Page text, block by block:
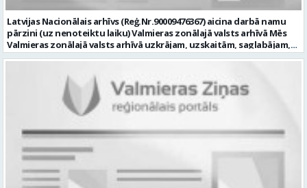
lēmumus; analītiskās spējas; augsta atbildības sajūta; precizitāte;
un piedāvāt jaunus risinājumus; mēs piedāvājam: dinamisku,
interesantu un atbildīgu darbu un ideju īstenošanas iespējas uz
attīstību vērstā Pašvaldībā; pamatalgu pārbaudes laikā 1258,- EUR
pirms nodokļu nomaksas, pēc pārbaudes laika 1310,- EUR pirms
nodokļu nomaksas; iespēju saņemt atvaļinājuma pabalstu darba un
dzīves līdzsvaram par labu darba sniegumu; darba devēja
līdzfinansētu veselības apdrošināšanu pēc pārbaudes laika beigām,
kā arī citas sociālās garantijas/labumus atbilstoši darba rezultātam
un normatīvajos aktos noteiktajam; profesionālās pilnveidošanās
un izaugsmes iespējas zinošu un atsaucīgu kolēģu komandā. CV,
burtu lielumu “11”) un izglītības dokumenta kopiju, lūdzam iesniegt
elektroniski, nosūtot uz personals@valmierasnovads.lv vai
personīgi Pašvaldības Dokumentu pārvaldības un klientu
Latvijas Nacionālais arhīvs (Reģ.Nr.90009476367) aicina darbā namu
pārzini (uz nenoteiktu laiku) Valmieras zonālajā valsts arhīvā Mēs
Valmieras zonālajā valsts arhīvā uzkrājam, uzskaitām, saglabājam,
darām pieejamu un popularizējam nacionālo dokumentāro
Valkas, Smiltenes un Limbažu novadi. Aicinām savai komandai
pievienoties čaklu, rūpīgu un atbildīgu kolēģi namu pārziņa amatā,
kurš rūpētos par mūsu darba vietu Valmierā, Cempu ielā 13. Piesakies
un pievienojies mūsu kolektīvam! Mums ir svarīgi, lai Tev ir: • vismaz
vidējā vai vidējā profesionālā izglītība; • profesionāla pieredze
saimniecisko darbu veikšanā, vēlams ēku vai namu
apsaimniekošanas jomā; • labas iemaņas darbā ar datoru (MS Office,
tīmekļa pārlūkprogrammās, e pasts); • valsts valodas prasmes
vismaz B2 līmenī; • prasme plānot un organizēt savu darbu,
patstāvīgi risināt ar darba pienākumiem saistītus jautājumus, kā arī